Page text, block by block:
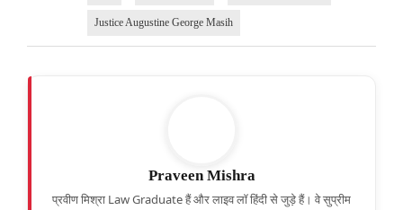
Justice Augustine George Masih
Praveen Mishra
प्रवीण मिश्रा Law Graduate हैं और लाइव लॉ हिंदी से जुड़े हैं। वे सुप्रीम